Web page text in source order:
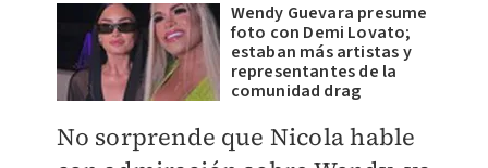
Wendy Guevara presume
foto con Demi Lovato;
estaban más artistas y
representantes de la
comunidad drag
No sorprende que Nicola hable